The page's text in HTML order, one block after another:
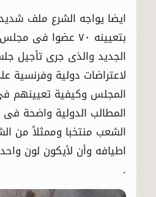
ايضا يواجه الشرع ملف
بتعيينه ٧٠ عضوا
الجديد والذى جرى تأجيل
لاعتراضات دولية وفرنسية
المجلس وكيفية تعيينهم
المطالب الدولية واضحة
الشعب منتخبا وممثلاً من
اطيافه وأن لأيكون لون
.